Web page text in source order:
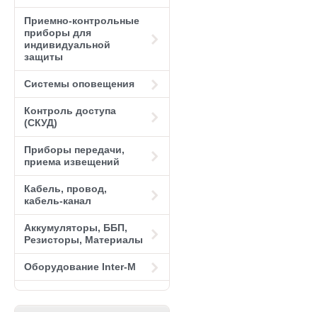
Приемно-контрольные
приборы для
индивидуальной
защиты
Системы оповещения
Контроль доступа
(СКУД)
Приборы передачи,
приема извещений
Кабель, провод,
кабель-канал
Аккумуляторы, ББП,
Резисторы, Материалы
Оборудование Inter-M